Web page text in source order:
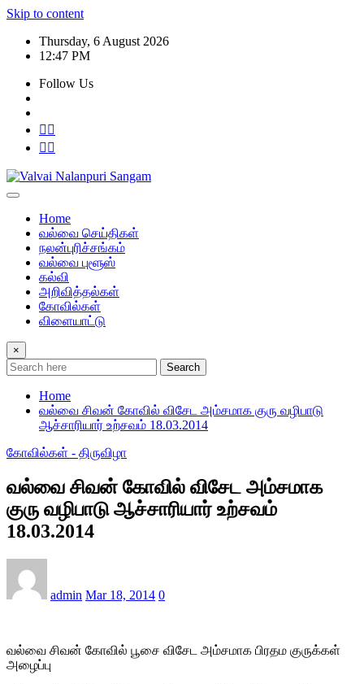
Skip to content
Thursday, 6 August 2026
12:47 PM
Follow Us
Home
வல்வை செய்திகள்
நலன்புரிச்சங்கம்
வல்வை புளூஸ்
கல்வி
அறிவித்தல்கள்
கோவில்கள்
விளையாட்டு
×
Search
Home
வல்வை சிவன் கோவில் விசேட அம்சமாக குரு வழிபாடு
ஆச்சாரியார் உற்சவம் 18.03.2014
கோவில்கள் - திருவிழா
வல்வை சிவன் கோவில் விசேட அம்சமாக
குரு வழிபாடு ஆச்சாரியார் உற்சவம்
18.03.2014
admin Mar 18, 2014 0
வல்வை சிவன் கோவில் பூசை விசேட அம்சமாக பிரதம குருக்கள்
அழைப்பு